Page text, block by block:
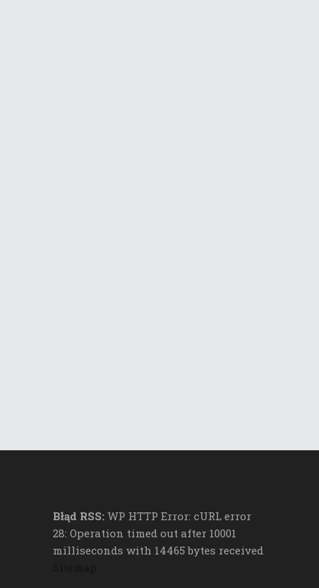
Błąd RSS: WP HTTP Error: cURL error
28: Operation timed out after 10001
milliseconds with 14465 bytes received